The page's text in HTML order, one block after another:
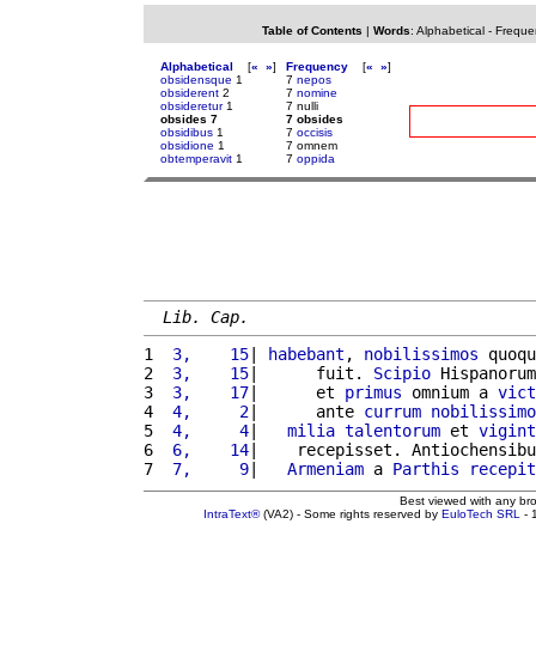
Table of Contents | Words: Alphabetical-
Alphabetical [« »]
obsidensque 1
obsiderent 2
obsideretur1
obsides 7
obsidibus 1
obsidione 1
obtemperavit 1
Frequency [« »]
7 nepos
7 nomine
7 nulli
7 obsides
7 occisis
7 omnem
7 oppida
Lib. Cap.
1
3,    15| habebant , nobilissimos
2
3,    15|      fuit. Scipio
3
3,    17|      et primus omnium a
4
4,     2|      ante currum
5
4,     4| milia talentorum et
6
6,    14|    recepisset.
7
7,     9| Armeniam a Parthis recepit
Best viewed with any
IntraText®(VA2) - Some rights reserved by EuloTech SRL -